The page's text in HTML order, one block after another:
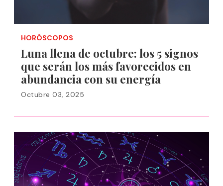
HORÓSCOPOS
Luna llena de octubre: los 5 signos
que serán los más favorecidos en
abundancia con su energía
Octubre 03, 2025